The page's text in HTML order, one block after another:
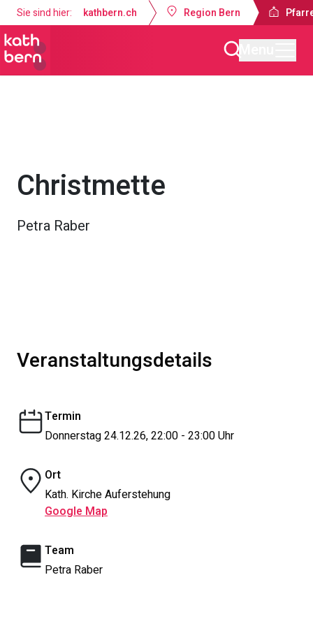
Sie sind hier: kathbern.ch Region Bern
Christmette
Petra Raber
Veranstaltungsdetails
Termin
Donnerstag 24.12.26, 22:00 - 23:00 Uhr
Ort
Kath. Kirche Auferstehung
Google Map
Team
Petra Raber